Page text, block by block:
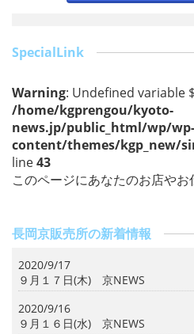
o
o
k
SpecialLink
Warning: Undefined variable
/home/kgprengou/kyoto-
news.jp/public_html/wp/wp-
content/themes/kgp_new/
line43
このページにあなたのお店や
長岡京販売所の新着情報
2020/9/17
９月１７日(木) 京NEWS
2020/9/16
９月１６日(水) 京NEWS